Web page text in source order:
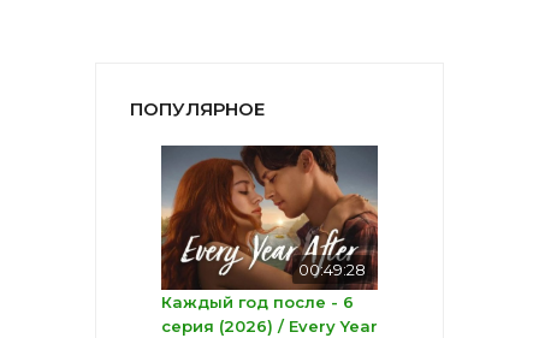
ПОПУЛЯРНОЕ
00:49:28
Каждый год после - 6
серия (2026) / Every Year